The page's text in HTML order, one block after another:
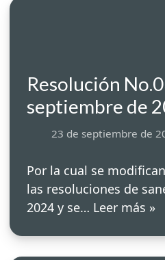
Resolución
septiembre de
23 de septiembre de
Por la cual se
las resoluciones de
2024 y se… Leer más »